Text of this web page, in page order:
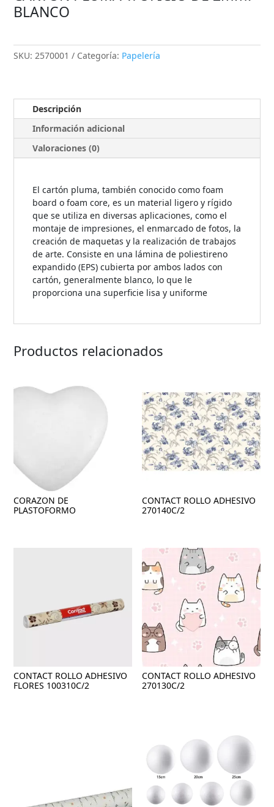
BLANCO
SKU: 2570001 Categoría: Papelería
Descripción
Información adicional
Valoraciones (0)
El cartón pluma, también conocido como foam
board o foam core, es un material ligero y rígido
que se utiliza en diversas aplicaciones, como el
montaje de impresiones, el enmarcado de fotos, la
creación de maquetas y la realización de trabajos
de arte. Consiste en una lámina de poliestireno
expandido (EPS) cubierta por ambos lados con
cartón, generalmente blanco, lo que le
proporciona una superficie lisa y uniforme
Productos relacionados
CORAZON DE
PLASTOFORMO
CONTACT ROLLO ADHESIVO
270140C/2
CONTACT ROLLO ADHESIVO
FLORES 100310C/2
CONTACT ROLLO ADHESIVO
270130C/2